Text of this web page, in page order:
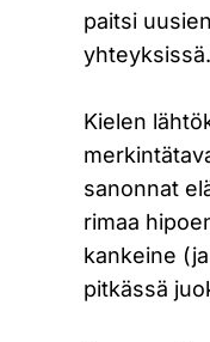
paitsi
yhteyksissä.
Kielen
sanonnat
rimaa
kankeine
pitkässä